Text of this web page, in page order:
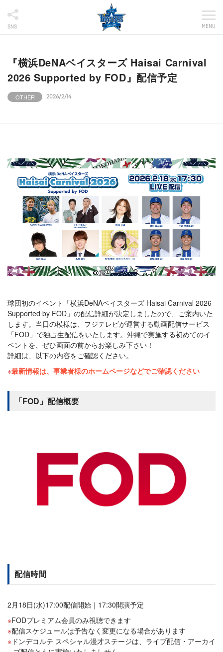
SNS MENU
『横浜DeNAベイスターズ Haisai Carnival
2026 Supported by FOD』配信予定
OTHER 2026/2/14
球団初のイベント「横浜DeNAベイスターズ Haisai Carnival 2026
Supported by FOD」の配信詳細が決定しましたので、ご案内いた
します。当日の模様は、フジテレビが運営する動画配信サービス
「FOD」で独占生配信をいたします。沖縄で実施する初めてのイ
ベントを、ぜひ画面の前からお楽しみ下さい！
詳細は、以下の内容をご確認ください。
最新情報は、事業者様のホームページなどでご確認ください
「FOD」配信概要
配信時間
2月18日(水)17:00配信開始｜17:30開演予定
FODプレミアム会員のみ視聴できます
配信スケジュールは予告なく変更になる場合があります
ドンデコルテ スペシャル漫才ステージは、ライブ配信・アーカイ